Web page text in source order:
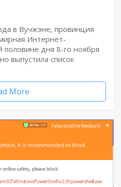
в Вучжэне, провинция
Интернет-
дня 8-го ноября
выпустила список
More